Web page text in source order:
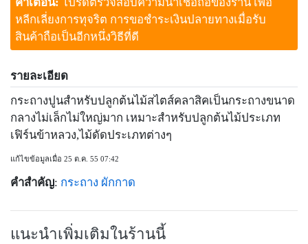
คำเตือน: โปรดตรวจสอบความน่าเชื่อถือของร้าน เพื่อ
หลีกเลี่ยงการทุจริต การขอชำระเงินปลายทางเมื่อรับ
สินค้าถือเป็นอีกหนึ่งวิธีที่ดี
รายละเอียด
กระถางปูนสำหรับปลูกต้นไม้สไตส์คลาสิคเป็นกระถางขนาด
กลางไม่เล็กไม่ใหญ่มาก เหมาะสำหรับปลูกต้นไม้ประเภท
เฟิร์นข้าหลวง,ไม้ดัดประเภทต่างๆ
แก้ไขข้อมูลเมื่อ 25 ต.ค. 55 07:42
คำสำคัญ: กระถาง ผักกาด
แนะนำเพิ่มเติมในร้านนี้